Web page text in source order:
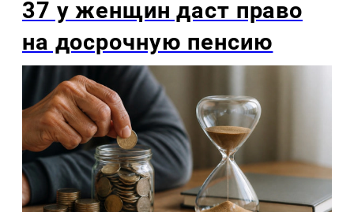
37 у женщин даст право
на досрочную пенсию